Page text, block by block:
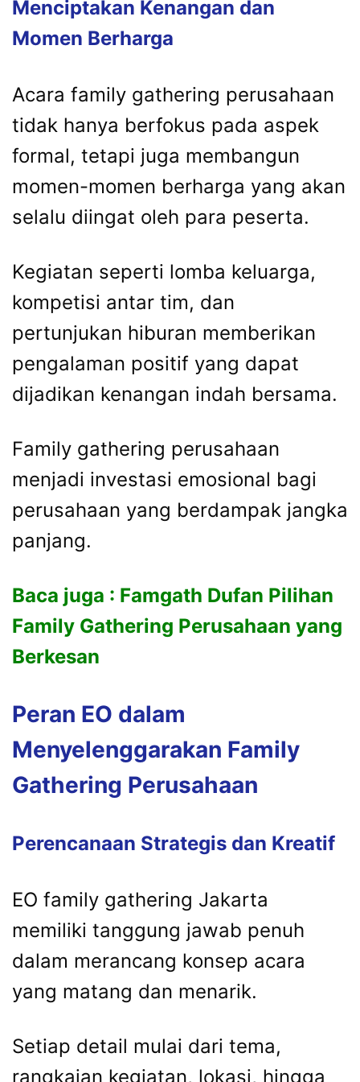
Menciptakan Kenangan dan
Momen Berharga
Acara family gathering perusahaan
tidak hanya berfokus pada aspek
formal, tetapi juga membangun
momen-momen berharga yang akan
selalu diingat oleh para peserta.
Kegiatan seperti lomba keluarga,
kompetisi antar tim, dan
pertunjukan hiburan memberikan
pengalaman positif yang dapat
dijadikan kenangan indah bersama.
Family gathering perusahaan
menjadi investasi emosional bagi
perusahaan yang berdampak jangka
panjang.
Baca juga : Famgath Dufan Pilihan
Family Gathering Perusahaan yang
Berkesan
Peran EO dalam
Menyelenggarakan Family
Gathering Perusahaan
Perencanaan Strategis dan Kreatif
EO family gathering Jakarta
memiliki tanggung jawab penuh
dalam merancang konsep acara
yang matang dan menarik.
Setiap detail mulai dari tema,
rangkaian kegiatan, lokasi, hingga